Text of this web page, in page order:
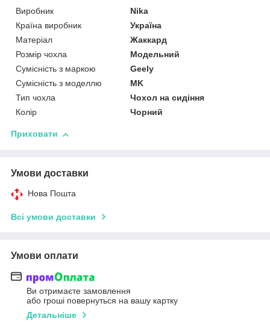
Виробник
Nika
Країна виробник
Україна
Матеріал
Жаккард
Розмір чохла
Модельний
Сумісність з маркою
Geely
Сумісність з моделлю
MK
Тип чохла
Чохол на сидіння
Колір
Чорний
Приховати
Умови доставки
Нова Пошта
Всі умови доставки
Умови оплати
Ви отримаєте замовлення
або гроші повернуться на вашу картку
Детальніше